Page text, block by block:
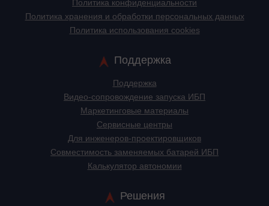
Политика конфиденциальности
Политика хранения и обработки персональных данных
Политика использования cookies
Поддержка
Поддержка
Видео-сопровождение запуска ИБП
Маркетинговые материалы
Сервисные центры
Для инженеров-проектировщиков
Cовместимость заменяемых батарей ИБП
Калькулятор автономии
Решения